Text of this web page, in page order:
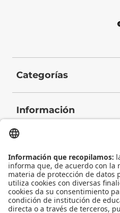
Categorías
Información